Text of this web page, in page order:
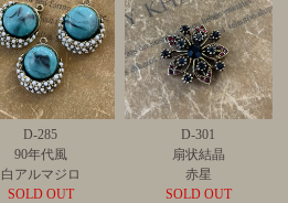
D-285
90年代風
白アルマジロ
SOLD OUT
D-301
扇状結晶
赤星
SOLD OUT